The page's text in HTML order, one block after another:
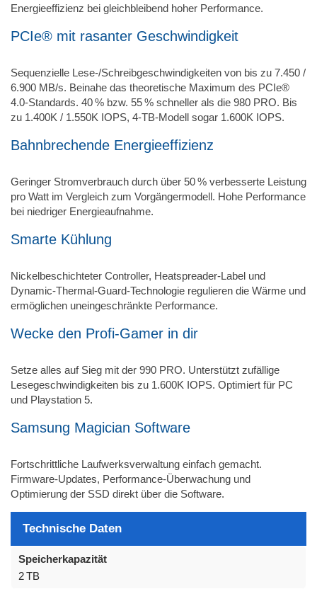
Energieeffizienz bei gleichbleibend hoher Performance.
PCIe® mit rasanter Geschwindigkeit
Sequenzielle Lese-/Schreibgeschwindigkeiten von bis zu 7.450 /
6.900 MB/s. Beinahe das theoretische Maximum des PCIe®
4.0-Standards. 40 % bzw. 55 % schneller als die 980 PRO. Bis
zu 1.400K / 1.550K IOPS, 4‑TB-Modell sogar 1.600K IOPS.
Bahnbrechende Energieeffizienz
Geringer Stromverbrauch durch über 50 % verbesserte Leistung
pro Watt im Vergleich zum Vorgängermodell. Hohe Performance
bei niedriger Energieaufnahme.
Smarte Kühlung
Nickelbeschichteter Controller, Heatspreader-Label und
Dynamic-Thermal-Guard-Technologie regulieren die Wärme und
ermöglichen uneingeschränkte Performance.
Wecke den Profi-Gamer in dir
Setze alles auf Sieg mit der 990 PRO. Unterstützt zufällige
Lesegeschwindigkeiten bis zu 1.600K IOPS. Optimiert für PC
und Playstation 5.
Samsung Magician Software
Fortschrittliche Laufwerksverwaltung einfach gemacht.
Firmware-Updates, Performance-Überwachung und
Optimierung der SSD direkt über die Software.
Technische Daten
Speicherkapazität
2 TB